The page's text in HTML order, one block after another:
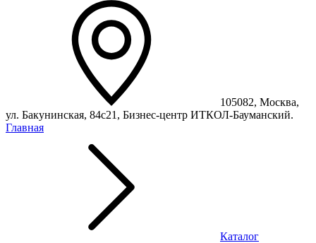
105082, Москва,
ул. Бакунинская, 84с21, Бизнес-центр ИТКОЛ-Бауманский.
Главная
Каталог